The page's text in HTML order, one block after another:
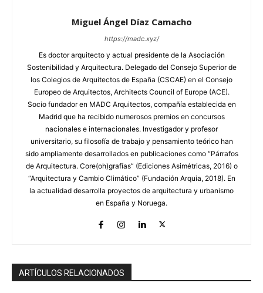
Miguel Ángel Díaz Camacho
https://madc.xyz/
Es doctor arquitecto y actual presidente de la Asociación
Sostenibilidad y Arquitectura. Delegado del Consejo Superior de
los Colegios de Arquitectos de España (CSCAE) en el Consejo
Europeo de Arquitectos, Architects Council of Europe (ACE).
Socio fundador en MADC Arquitectos, compañía establecida en
Madrid que ha recibido numerosos premios en concursos
nacionales e internacionales. Investigador y profesor
universitario, su filosofía de trabajo y pensamiento teórico han
sido ampliamente desarrollados en publicaciones como “Párrafos
de Arquitectura. Core(oh)grafías” (Ediciones Asimétricas, 2016) o
“Arquitectura y Cambio Climático” (Fundación Arquia, 2018). En
la actualidad desarrolla proyectos de arquitectura y urbanismo
en España y Noruega.
ARTÍCULOS RELACIONADOS